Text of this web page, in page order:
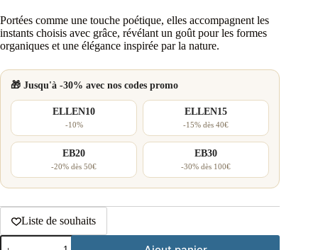
Portées comme une touche poétique, elles accompagnent les
instants choisis avec grâce, révélant un goût pour les formes
organiques et une élégance inspirée par la nature.
🎁 Jusqu'à -30% avec nos codes promo
ELLEN10
-10%
ELLEN15
-15% dès 40€
EB20
-20% dès 50€
EB30
-30% dès 100€
Liste de souhaits
quantité